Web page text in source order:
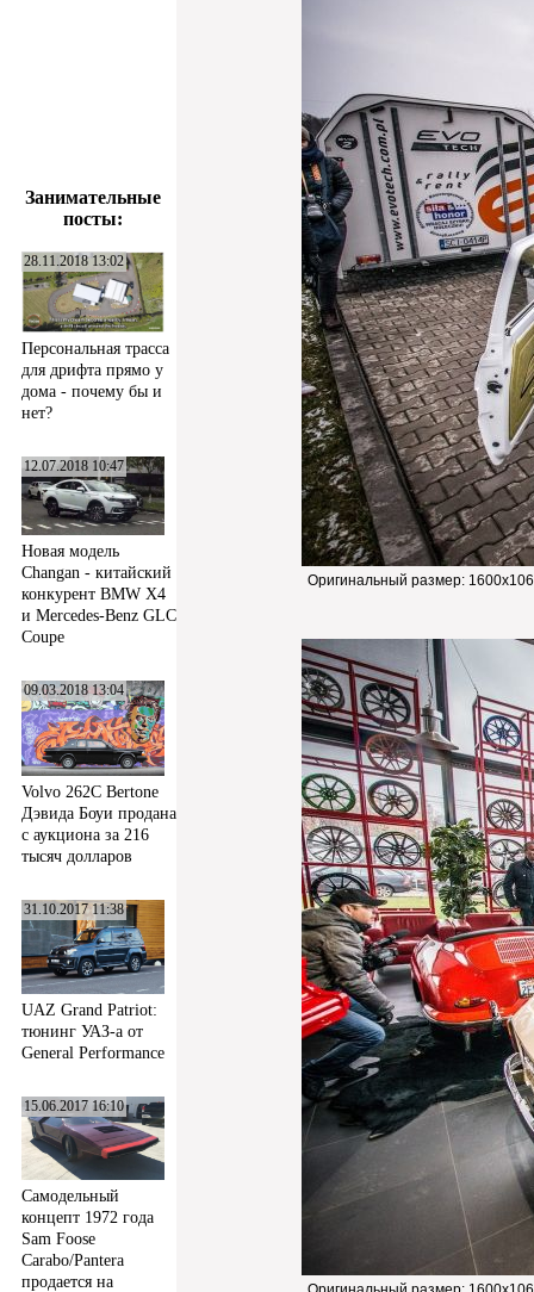
Занимательные
посты:
28.11.2018 13:02
Персональная трасса
для дрифта прямо у
дома - почему бы и
нет?
12.07.2018 10:47
Новая модель
Changan - китайский
конкурент BMW X4
и Mercedes-Benz GLC
Coupe
09.03.2018 13:04
Volvo 262C Bertone
Дэвида Боуи продана
с аукциона за 216
тысяч долларов
31.10.2017 11:38
UAZ Grand Patriot:
тюнинг УАЗ-а от
General Performance
15.06.2017 16:10
Самодельный
концепт 1972 года
Sam Foose
Carabo/Pantera
продается на
Оригинальный размер: